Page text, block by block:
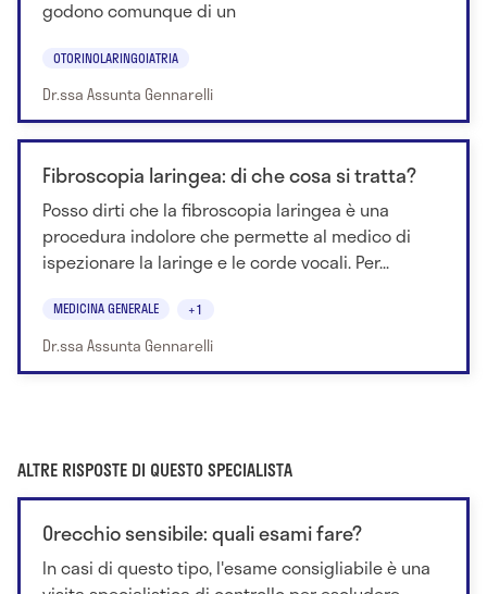
godono comunque di un
OTORINOLARINGOIATRIA
Dr.ssa Assunta Gennarelli
Fibroscopia laringea: di che cosa si tratta?
Posso dirti che la fibroscopia laringea è una
procedura indolore che permette al medico di
ispezionare la laringe e le corde vocali. Per...
MEDICINA GENERALE +1
Dr.ssa Assunta Gennarelli
ALTRE RISPOSTE DI QUESTO SPECIALISTA
Orecchio sensibile: quali esami fare?
In casi di questo tipo, l'esame consigliabile è una